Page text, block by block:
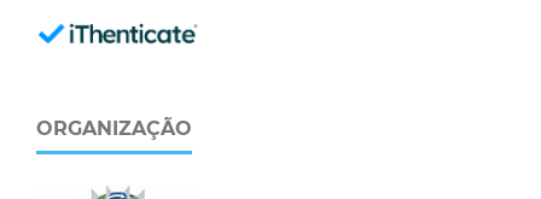
ORGANIZAÇÃO